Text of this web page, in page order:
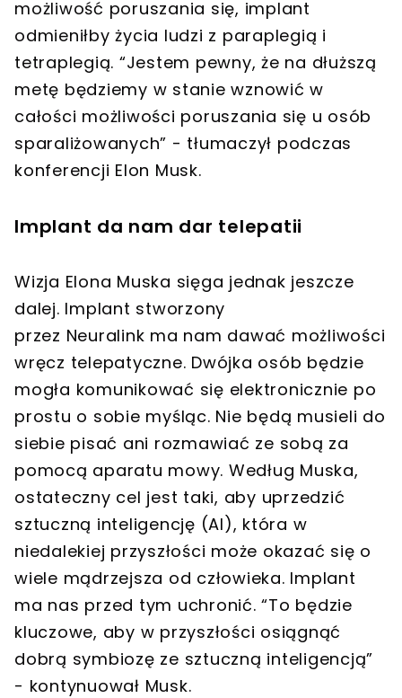
możliwość poruszania się, implant
odmieniłby życia ludzi z paraplegią i
tetraplegią. “Jestem pewny, że na dłuższą
metę będziemy w stanie wznowić w
całości możliwości poruszania się u osób
sparaliżowanych” - tłumaczył podczas
konferencji Elon Musk.
Implant da nam dar telepatii
Wizja Elona Muska sięga jednak jeszcze
dalej. Implant stworzony
przez Neuralink ma nam dawać możliwości
wręcz telepatyczne. Dwójka osób będzie
mogła komunikować się elektronicznie po
prostu o sobie myśląc. Nie będą musieli do
siebie pisać ani rozmawiać ze sobą za
pomocą aparatu mowy. Według Muska,
ostateczny cel jest taki, aby uprzedzić
sztuczną inteligencję (AI), która w
niedalekiej przyszłości może okazać się o
wiele mądrzejsza od człowieka. Implant
ma nas przed tym uchronić. “To będzie
kluczowe, aby w przyszłości osiągnąć
dobrą symbiozę ze sztuczną inteligencją”
- kontynuował Musk.